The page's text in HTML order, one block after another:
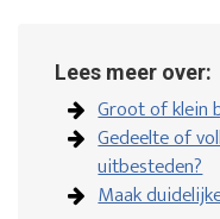
Lees meer over:
Groot of klein
Gedeelte of
uitbesteden?
Maak